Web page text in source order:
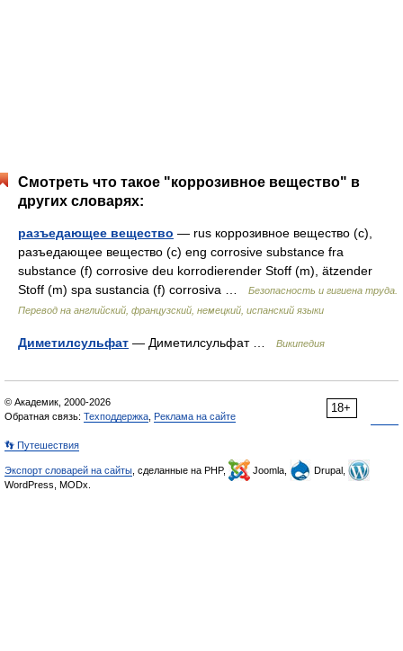
Смотреть что такое "коррозивное вещество" в
других словарях:
разъедающее вещество — rus коррозивное вещество (с),
разъедающее вещество (с) eng corrosive substance fra
substance (f) corrosive deu korrodierender Stoff (m), ätzender
Stoff (m) spa sustancia (f) corrosiva …
Безопасность и гигиена труда.
Перевод на английский, французский, немецкий, испанский языки
Диметилсульфат — Диметилсульфат … Википедия
18+
© Академик, 2000-2026
Обратная связь: Техподдержка Реклама на сайте
👣 Путешествия
Экспорт словарей на сайты , сделанные на PHP, Joomla,
Drupal,
WordPress, MODx.